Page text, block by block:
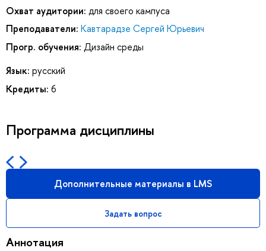
Охват аудитории: для своего кампуса
Преподаватели: Кавтарадзе Сергей Юрьевич
Прогр. обучения: Дизайн среды
Язык: русский
Кредиты: 6
Программа дисциплины
Дополнительные материалы в LMS
Задать вопрос
Аннотация